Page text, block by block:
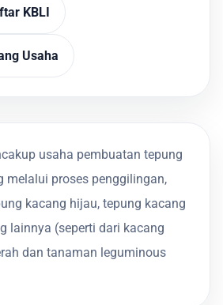
KBLI
Usaha
usaha pembuatan tepung
melalui proses penggilingan,
kacang hijau, tepung kacang
lainnya (seperti dari kacang
dan tanaman leguminous